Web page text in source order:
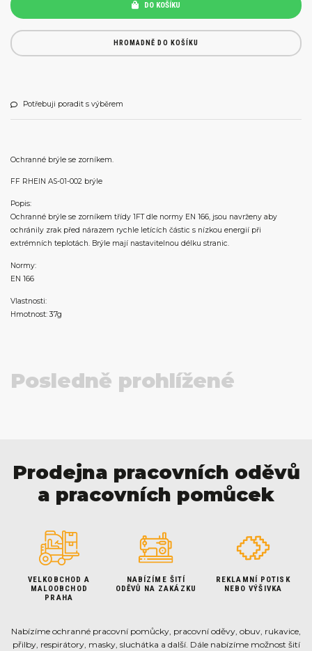
DO KOŠÍKU
HROMADNĚ DO KOŠÍKU
Potřebuji poradit s výběrem
Ochranné brýle se zorníkem.
FF RHEIN AS-01-002 brýle
Popis:
Ochranné brýle se zorníkem třídy 1FT dle normy EN 166, jsou navrženy aby
ochránily zrak před nárazem rychle letících částic s nízkou energií při
extrémních teplotách. Brýle mají nastavitelnou délku stranic.
Normy:
EN 166
Vlastnosti:
Hmotnost: 37g
Posledně prohlížené
Prodejna pracovních oděvů
a pracovních pomůcek
VELKOBCHOD A
MALOOBCHOD
PRAHA
NABÍZÍME ŠITÍ
ODĚVŮ NA ZAKÁZKU
REKLAMNÍ POTISK
NEBO VÝŠIVKA
Nabízíme ochranné pracovní pomůcky, pracovní oděvy, obuv, rukavice,
přilby, respirátory, masky, sluchátka a další. Dále nabízíme možnost šití